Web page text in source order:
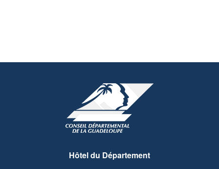
Hôtel du Département